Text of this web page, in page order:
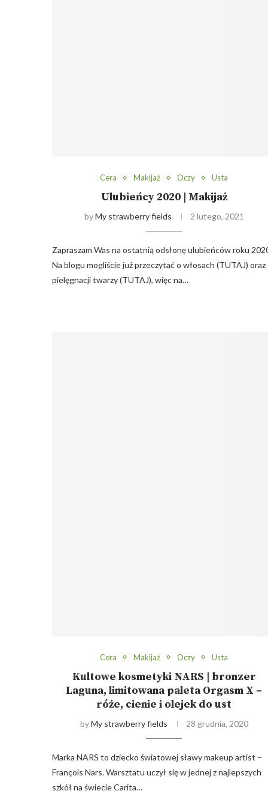
Cera Makijaż Oczy Usta
Ulubieńcy 2020 | Makijaż
byMy strawberry fields 2 lutego, 2021
Zapraszam Was na ostatnią odsłonę ulubieńców roku
Na blogu mogliście już przeczytać o włosach (TUTAJ) oraz
pielęgnacji twarzy (TUTAJ), więc na…
Cera Makijaż Oczy Usta
Kultowe kosmetyki NARS | bronzer
Laguna, limitowana paleta Orgasm X –
róże, cienie i olejek do ust
byMy strawberry fields 28 grudnia, 2020
Marka NARS to dziecko światowej sławy makeup artist –
François Nars. Warsztatu uczył się w jednej z najlepszych
szkół na świecie Carita…